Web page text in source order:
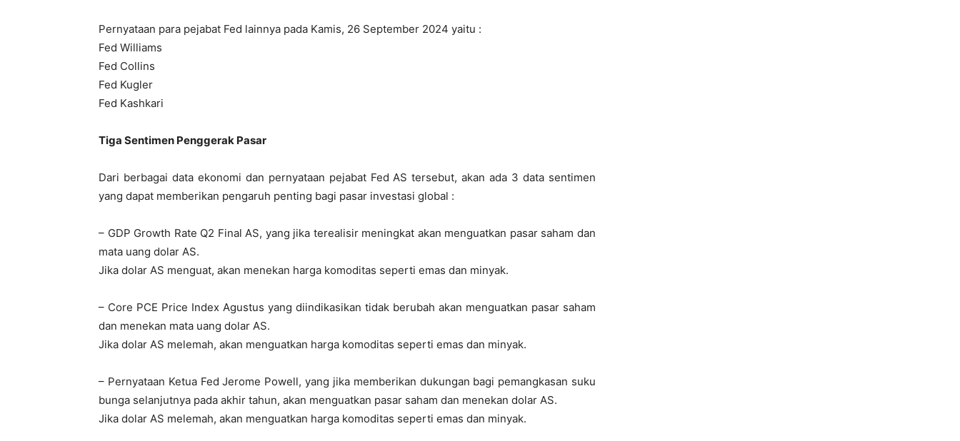
Pernyataan para pejabat Fed lainnya pada Kamis, 26 September 2024 yaitu :
Fed Williams
Fed Collins
Fed Kugler
Fed Kashkari
Tiga Sentimen Penggerak Pasar
Dari berbagai data ekonomi dan pernyataan pejabat Fed AS tersebut, akan ada 3 data sentimen
yang dapat memberikan pengaruh penting bagi pasar investasi global :
– GDP Growth Rate Q2 Final AS, yang jika terealisir meningkat akan menguatkan pasar saham dan
mata uang dolar AS.
Jika dolar AS menguat, akan menekan harga komoditas seperti emas dan minyak.
– Core PCE Price Index Agustus yang diindikasikan tidak berubah akan menguatkan pasar saham
dan menekan mata uang dolar AS.
Jika dolar AS melemah, akan menguatkan harga komoditas seperti emas dan minyak.
– Pernyataan Ketua Fed Jerome Powell, yang jika memberikan dukungan bagi pemangkasan suku
bunga selanjutnya pada akhir tahun, akan menguatkan pasar saham dan menekan dolar AS.
Jika dolar AS melemah, akan menguatkan harga komoditas seperti emas dan minyak.